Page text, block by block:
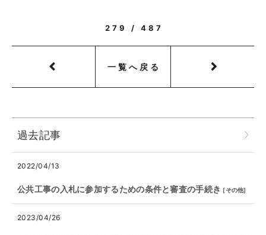
279 / 487
一覧へ戻る
過去記事
2022/04/13
公共工事の入札に参加するための条件と審査の手続き [その他]
2023/04/26